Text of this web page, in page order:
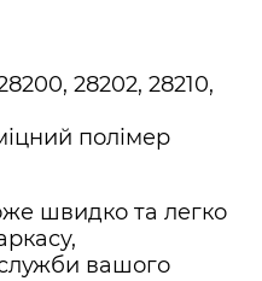
28202, 28210,
полімер
швидко та легко
вашого